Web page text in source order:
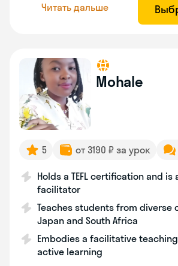
Читать дальше
Mohale
5 от 3190 ₽ за урок
Holds a TEFL certification and is
facilitator
Teaches students from diverse
Japan and South Africa
Embodies a facilitative
active learning